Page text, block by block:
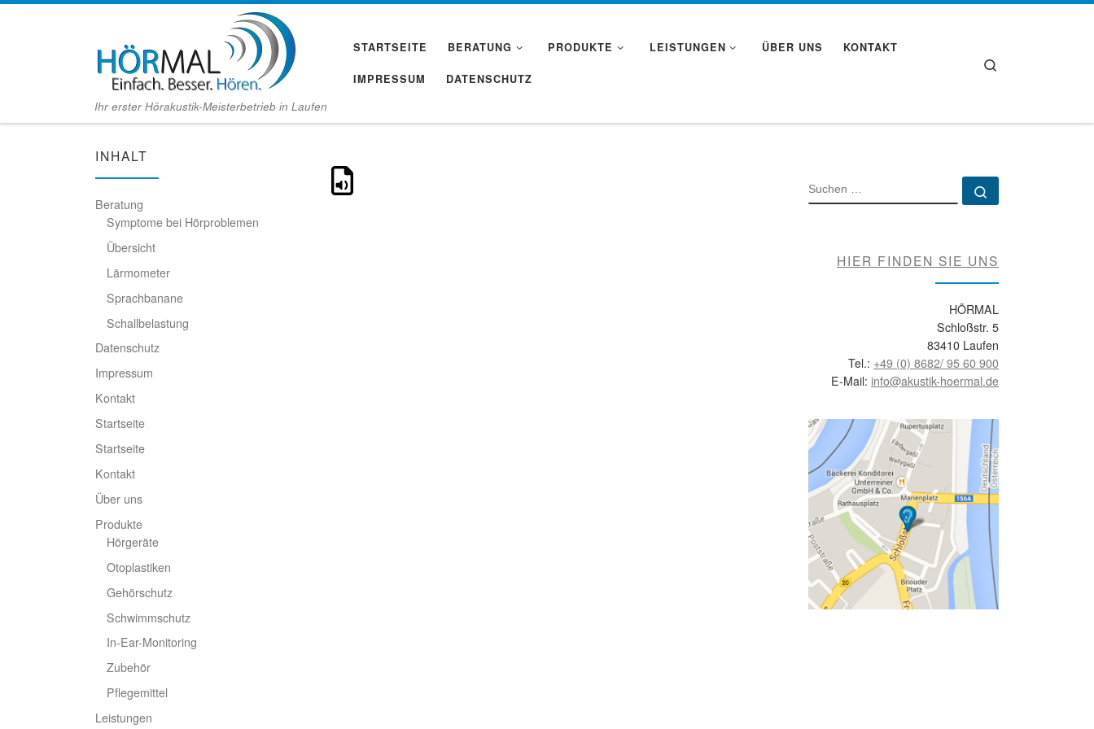
Ihr erster Hörakustik-Meisterbetrieb in Laufen
STARTSEITE BERATUNG PRODUKTE LEISTUNGEN ÜBER UNS KONTAKT
IMPRESSUM DATENSCHUTZ
INHALT
Beratung
Symptome bei Hörproblemen
Übersicht
Lärmometer
Sprachbanane
Schallbelastung
Datenschutz
Impressum
Kontakt
Startseite
Startseite
Kontakt
Über uns
Produkte
Hörgeräte
Otoplastiken
Gehörschutz
Schwimmschutz
In-Ear-Monitoring
Zubehör
Pflegemittel
Leistungen
SUCHE
HIER FINDEN SIE UNS
HÖRMAL
Schloßstr. 5
83410 Laufen
Tel.: +49 (0) 8682/ 95 60 900
E-Mail: info@akustik-hoermal.de